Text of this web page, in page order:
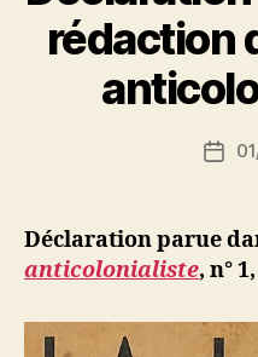
rédaction
Date
Déclaration parue
anticolonialiste, n°